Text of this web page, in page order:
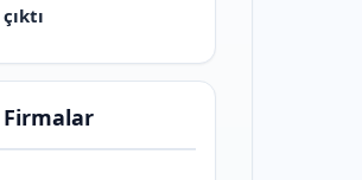
Firmalar